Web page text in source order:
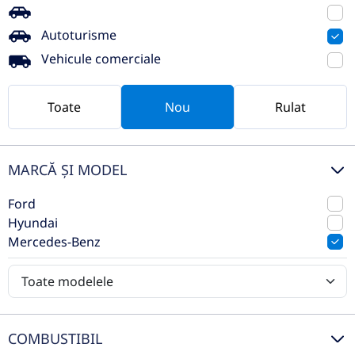
Preț de listă
95.469€
TVA inclus deductibil
Mercedes-Benz GLC Coupé
Mercedes-Benz GLC 220 d 4MATIC
Autoturisme
Vehicule comerciale
Toate Nou Rulat
MARCĂ ȘI MODEL
Ford
Hyundai
Mercedes-Benz
COMBUSTIBIL